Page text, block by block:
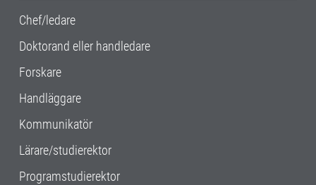
Chef/ledare
Doktorand eller handledare
Forskare
Handläggare
Kommunikatör
Lärare/studierektor
Programstudierektor